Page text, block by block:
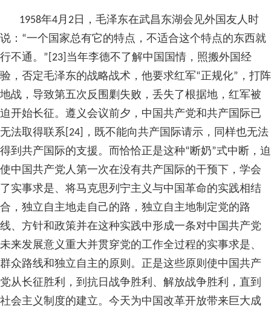
1958年4月2日，毛泽东在武昌东湖会见外国友人时
说：“一个国家总有它的特点，不适合这个特点的东西就
行不通。”[23]当年李德不了解中国国情，照搬外国经
验，否定毛泽东的战略战术，他要求红军“正规化”，打阵
地战，导致第五次反围剿失败，丢失了根据地，红军被
迫开始长征。遵义会议前夕，中国共产党和共产国际已
无法取得联系[24]，既不能向共产国际请示，同样也无法
得到共产国际的支援。而恰恰正是这种“断奶”式中断，迫
使中国共产党人第一次在没有共产国际的干预下，学会
了实事求是、将马克思列宁主义与中国革命的实践相结
合，独立自主地走自己的路，独立自主地制定党的路
线、方针和政策并在这种实践中形成一条对中国共产党
未来发展意义重大并贯穿党的工作全过程的实事求是、
群众路线和独立自主的原则。正是这些原则使中国共产
党从长征胜利，到抗日战争胜利、解放战争胜利，直到
社会主义制度的建立。今天为中国改革开放带来巨大成